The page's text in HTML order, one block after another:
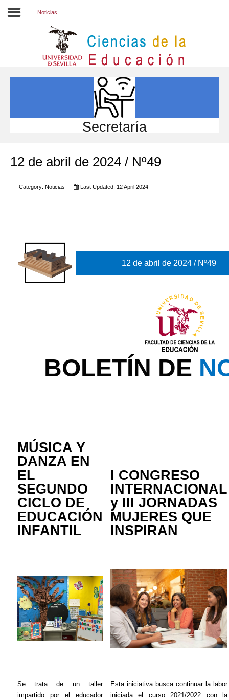
INVESTIGACIÓN
INTERNACIONAL
Directorio FCCE
Noticias
Secretaría
12 de abril de 2024 / Nº49
Category: Noticias Last Updated: 12 April 2024
12 de abril de 2024 / Nº49
BOLETÍN DE
MÚSICA Y
DANZA EN
EL
SEGUNDO
CICLO DE
EDUCACIÓN
INFANTIL
I CONGRESO
INTERNACIONAL
y III JORNADAS
MUJERES QUE
INSPIRAN
Se trata de un taller
impartido por el educador
Esta iniciativa busca continuar la labor
iniciada el curso 2021/2022 con la